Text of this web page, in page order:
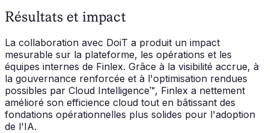
Résultats et impact
La collaboration avec DoiT a produit un impact
mesurable sur la plateforme, les opérations et les
équipes internes de Finlex. Grâce à la visibilité accrue, à
la gouvernance renforcée et à l'optimisation rendues
possibles par Cloud Intelligence™, Finlex a nettement
amélioré son efficience cloud tout en bâtissant des
fondations opérationnelles plus solides pour l'adoption
de l'IA.